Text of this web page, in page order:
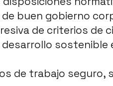
buen gobierno
de criterios de
de trabajo seguro,